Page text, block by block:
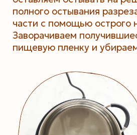
полного остывания
части с помощью острого
Заворачиваем
пищевую пленку и